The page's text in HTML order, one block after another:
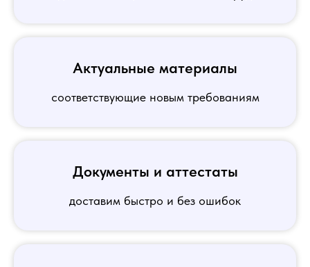
Актуальные материалы
соответствующие новым требованиям
Документы и аттестаты
доставим быстро и без ошибок